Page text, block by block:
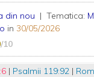
din nou | Tematica:
in30/05/2026
/10
| Psalmii 119:92 |